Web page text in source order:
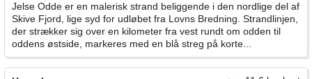
Jelse Odde er en malerisk strand beliggende i den nordlige del af
Skive Fjord, lige syd for udløbet fra Lovns Bredning. Strandlinjen,
der strækker sig over en kilometer fra vest rundt om odden til
oddens østside, markeres med en blå streg på korte...